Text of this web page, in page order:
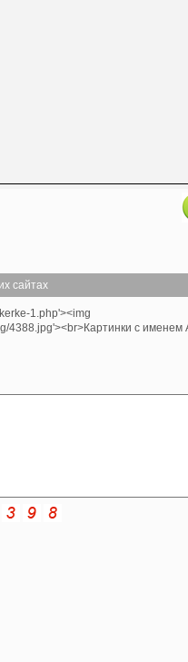
сайтах
1.php'><img
4388.jpg'><br>Картинки с именем